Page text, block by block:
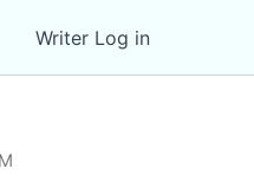
Writer Log in